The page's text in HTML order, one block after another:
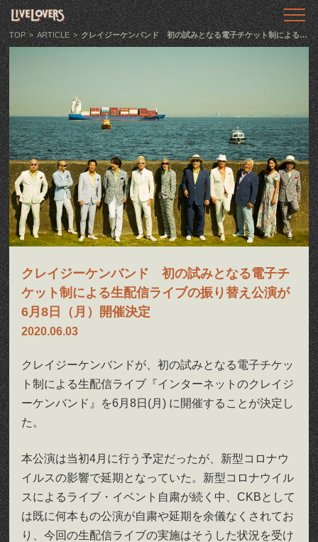
TOP
トップ
SHOWS
ライブ情報
LLTV
動画番組
PODCAST
音声番組
ARTICLE
記事
TOP > ARTICLE > クレイジーケンバンド 初の試みとなる電子チケット制による生配信ライブの振り替え公演が6月8日（月）開催決定
クレイジーケンバンド 初の試みとなる電子チ
ケット制による生配信ライブの振り替え公演が
6月8日（月）開催決定
2020.06.03
クレイジーケンバンドが、初の試みとなる電子チケッ
ト制による生配信ライブ『インターネットのクレイジ
ーケンバンド』を6月8日(月) に開催することが決定し
た。
本公演は当初4月に行う予定だったが、新型コロナウ
イルスの影響で延期となっていた。新型コロナウイル
スによるライブ・イベント自粛が続く中、CKBとして
は既に何本もの公演が自粛や延期を余儀なくされてお
り、今回の生配信ライブの実施はそうした状況を受け